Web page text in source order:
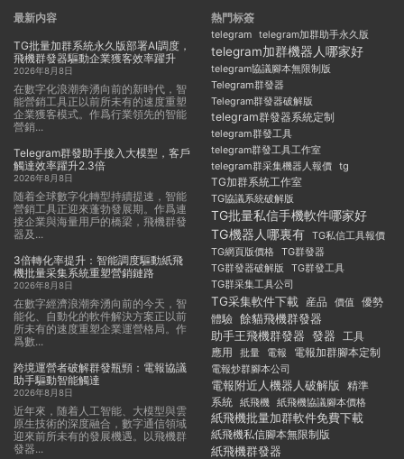
最新内容
TG批量加群系統永久版部署AI調度，
飛機群發器驅動企業獲客效率躍升
2026年8月8日
在數字化浪潮奔湧向前的新時代，智
能營銷工具正以前所未有的速度重塑
企業獲客模式。作爲行業領先的智能
營銷...
Telegram群發助手接入大模型，客戶
觸達效率躍升2.3倍
2026年8月8日
随着全球數字化轉型持續提速，智能
營銷工具正迎來蓬勃發展期。作爲連
接企業與海量用戶的橋梁，飛機群發
器及...
3倍轉化率提升：智能調度驅動紙飛
機批量采集系統重塑營銷鏈路
2026年8月8日
在數字經濟浪潮奔湧向前的今天，智
能化、自動化的軟件解決方案正以前
所未有的速度重塑企業運營格局。作
爲數...
跨境運營者破解群發瓶頸：電報協議
助手驅動智能觸達
2026年8月8日
近年來，随着人工智能、大模型與雲
原生技術的深度融合，數字通信領域
迎來前所未有的發展機遇。以飛機群
發器...
熱門标簽
telegram telegram加群助手永久版
telegram加群機器人哪家好
telegram協議腳本無限制版
Telegram群發器
Telegram群發器破解版
telegram群發器系統定制
telegram群發工具
telegram群發工具工作室
telegram群采集機器人報價 tg
TG加群系統工作室
TG協議系統破解版
TG批量私信手機軟件哪家好
TG機器人哪裏有 TG私信工具報價
TG網頁版價格
TG群發器
TG群發器破解版
TG群發工具
TG群采集工具公司
TG采集軟件下載 産品 價值 優勢
體驗 餘貓飛機群發器
助手王飛機群發器 發器 工具
應用
批量 電報 電報加群腳本定制
電報炒群腳本公司
電報附近人機器人破解版 精準
系統 紙飛機 紙飛機協議腳本價格
紙飛機批量加群軟件免費下載
紙飛機私信腳本無限制版
紙飛機群發器